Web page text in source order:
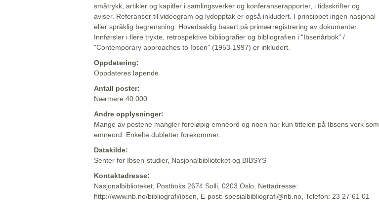
småtrykk, artikler og kapitler i samlingsverker og konferanserapporter, i tidsskrifter og
aviser. Referanser til videogram og lydopptak er også inkludert. I prinsippet ingen nasjonal
eller språklig begrensning. Hovedsaklig basert på primærregistrering av dokumenter.
Innførsler i flere trykte, retrospektive bibliografier og bibliografien i "Ibsenårbok" /
"Contemporary approaches to Ibsen" (1953-1997) er inkludert.
Oppdatering:
Oppdateres løpende
Antall poster:
Nærmere 40 000
Andre opplysninger:
Mange av postene mangler foreløpig emneord og noen har kun tittelen på Ibsens verk som
emneord. Enkelte dubletter forekommer.
Datakilde:
Senter for Ibsen-studier, Nasjonalbiblioteket og BIBSYS
Kontaktadresse:
Nasjonalbiblioteket, Postboks 2674 Solli, 0203 Oslo, Nettadresse:
http://www.nb.no/bibliografi/ibsen, E-post: spesialbibliografi@nb.no, Telefon: 23 27 61 01